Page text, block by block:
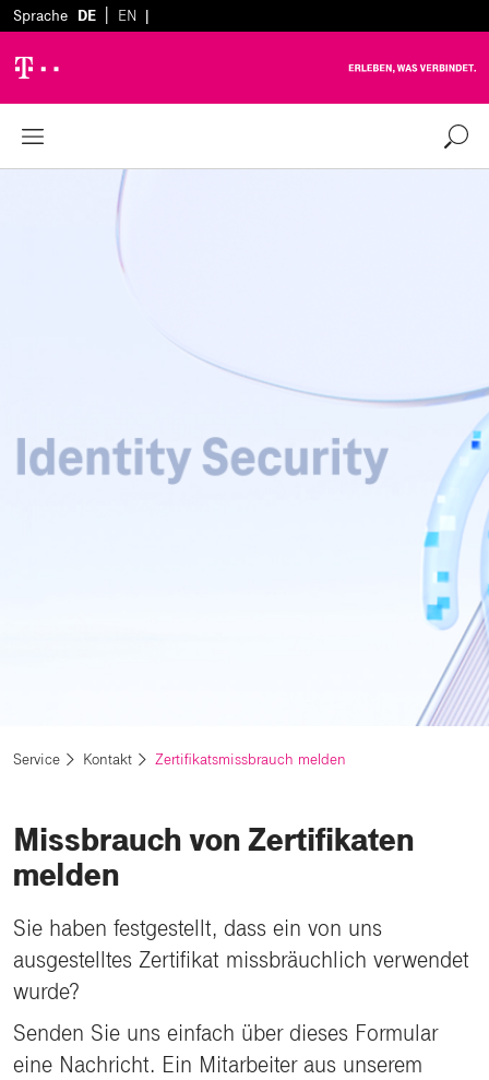
Sprache DE EN |
Service Kontakt Zertifikatsmissbrauch melden
Missbrauch von Zertifikaten
melden
Sie haben festgestellt, dass ein von uns
ausgestelltes Zertifikat missbräuchlich verwendet
wurde?
Senden Sie uns einfach über dieses Formular
eine Nachricht. Ein Mitarbeiter aus unserem